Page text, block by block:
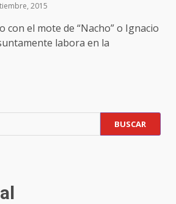
2015
con el mote de “Nacho” o Ignacio
labora en la